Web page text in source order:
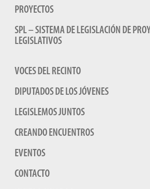
PROYECTOS
SPL – SISTEMA DE LEGISLACIÓN DE
LEGISLATIVOS
VOCES DEL RECINTO
DIPUTADOS DE LOS JÓVENES
LEGISLEMOS JUNTOS
CREANDO ENCUENTROS
EVENTOS
CONTACTO